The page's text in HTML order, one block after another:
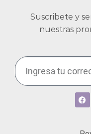
Suscribete y
nuestras